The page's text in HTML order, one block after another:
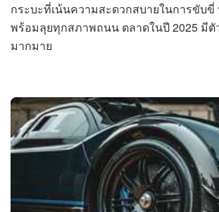
กระบะที่เน้นความสะดวกสบายในการขับขี่
พร้อมลุยทุกสภาพถนน ตลาดในปี 2025 มีตั
มากมาย